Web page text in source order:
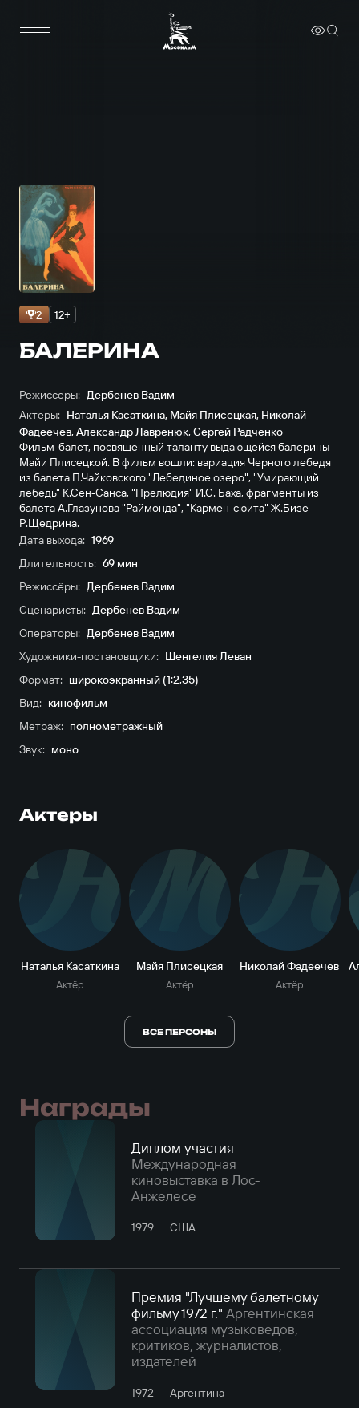
2 12+
БАЛЕРИНА
Режиссёры: Дербенев Вадим
Актеры: Наталья Касаткина, Майя Плисецкая, Николай
Фадеечев,Александр Лавренюк,Сергей Радченко
Фильм-балет, посвященный таланту выдающейся балерины
Майи Плисецкой. В фильм вошли: вариация Черного лебедя
из балета П.Чайковского "Лебединое озеро", "Умирающий
лебедь" К.Сен-Санса, "Прелюдия" И.С. Баха, фрагменты из
балета А.Глазунова "Раймонда", "Кармен-сюита" Ж.Бизе
Р.Щедрина.
Дата выхода: 1969
Длительность: 69 мин
Режиссёры: Дербенев Вадим
Сценаристы: Дербенев Вадим
Операторы: Дербенев Вадим
Художники-постановщики: Шенгелия Леван
Формат: широкоэкранный (1:2,35)
Вид: кинофильм
Метраж: полнометражный
Звук: моно
Актеры
Н
Наталья Касаткина
Актёр
М
Майя Плисецкая
Актёр
Н
Николай Фадеечев
Актёр
ВСЕ ПЕРСОНЫ
Награды
Диплом участия
Международная
киновыставка в Лос-
Анжелесе
1979 США
Премия "Лучшему балетному
фильму 1972 г." Аргентинская
ассоциация музыковедов,
критиков, журналистов,
издателей
1972 Аргентина